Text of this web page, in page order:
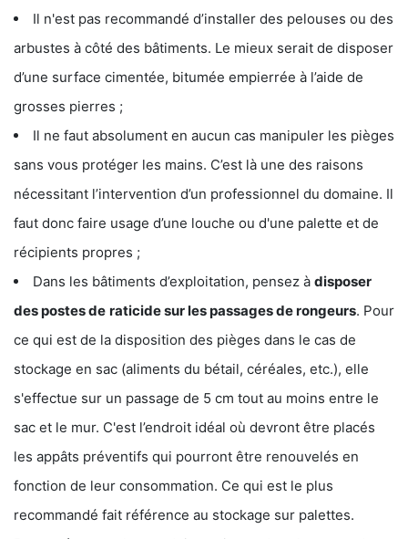
Il n'est pas recommandé d’installer des pelouses ou des
arbustes à côté des bâtiments. Le mieux serait de disposer
d’une surface cimentée, bitumée empierrée à l’aide de
grosses pierres ;
Il ne faut absolument en aucun cas manipuler les pièges
sans vous protéger les mains. C’est là une des raisons
nécessitant l’intervention d’un professionnel du domaine. Il
faut donc faire usage d’une louche ou d'une palette et de
récipients propres ;
Dans les bâtiments d’exploitation, pensez à disposer
des postes de raticide sur les passages de rongeurs. Pour
ce qui est de la disposition des pièges dans le cas de
stockage en sac (aliments du bétail, céréales, etc.), elle
s'effectue sur un passage de 5 cm tout au moins entre le
sac et le mur. C'est l’endroit idéal où devront être placés
les appâts préventifs qui pourront être renouvelés en
fonction de leur consommation. Ce qui est le plus
recommandé fait référence au stockage sur palettes.